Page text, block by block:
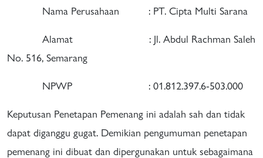
Nama Perusahaan : PT. Cipta Multi Sarana
Alamat : Jl. Abdul Rachman Saleh
No. 516, Semarang
NPWP : 01.812.397.6-503.000
Keputusan Penetapan Pemenang ini adalah sah dan tidak
dapat diganggu gugat. Demikian pengumuman penetapan
pemenang ini dibuat dan dipergunakan untuk sebagaimana